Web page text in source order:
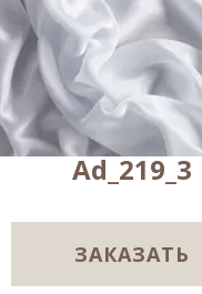
Ad_219_3
ЗАКАЗАТЬ